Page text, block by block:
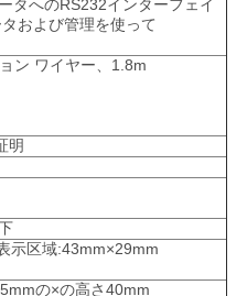
タへのRS232インターフェイ
および管理を使って
ン ワイヤー、1.8m
明
示区域:43mm×29mm
の×の高さ40mm